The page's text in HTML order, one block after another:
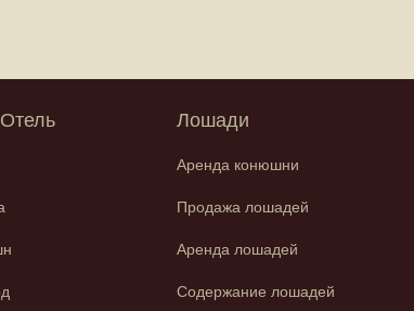
Лошади
Аренда конюшни
Продажа лошадей
Аренда лошадей
Содержание лошадей